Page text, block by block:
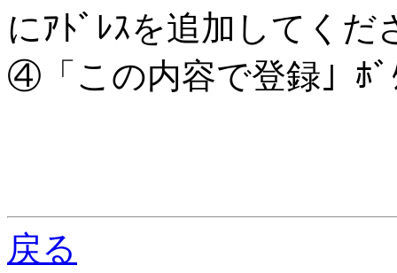
にｱﾄﾞﾚｽを追加してくだ
④「この内容で登録」ﾎﾞ
戻る